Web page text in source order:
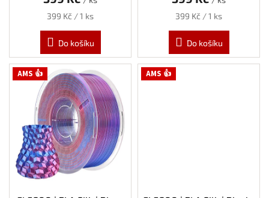
Měrná
399 Kč / 1 ks
Do košíku
Měrná
399 Kč / 1 ks
Do košíku
AMS 👍 AMS 👍